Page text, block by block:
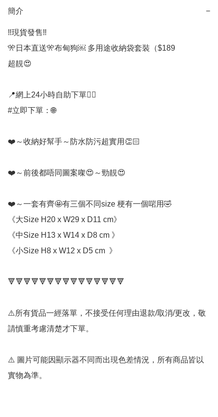
簡介 −
‼️現貨發售‼️
🎌日本直送🎌布甸狗￼ 多用途收納袋套裝（$189
超靚😍
📍網上24小時自助下單👍🏻
#立即下單：🌐
❤️～收納好幫手～防水防污超實用👏🏻
❤️～前後都唔同圖案㗎😍～勁靚😍
❤️～一套有齊🤩有三個不同size 梗有一個啱用🤣
《大Size H20 x W29 x D11 cm》
《中Size H13 x W14 x D8 cm 》
《小Size H8 x W12 x D5 cm  》
🔻🔻🔻🔻🔻🔻🔻🔻🔻🔻🔻🔻🔻🔻🔻
⚠️所有貨品一經落單，不接受任何理由退款/取消/更改，敬
請慎重考慮清楚才下單。
⚠️ 圖片可能因顯示器不同而出現色差情況，所有商品皆以
實物為準。